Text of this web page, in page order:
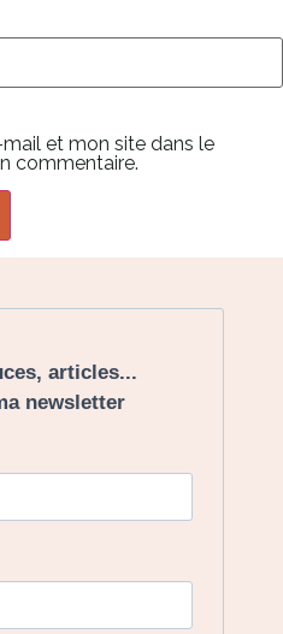
et mon site dans le
commentaire.
articles...
newsletter